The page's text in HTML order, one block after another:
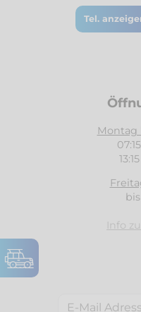
Tel.
Montag
Info